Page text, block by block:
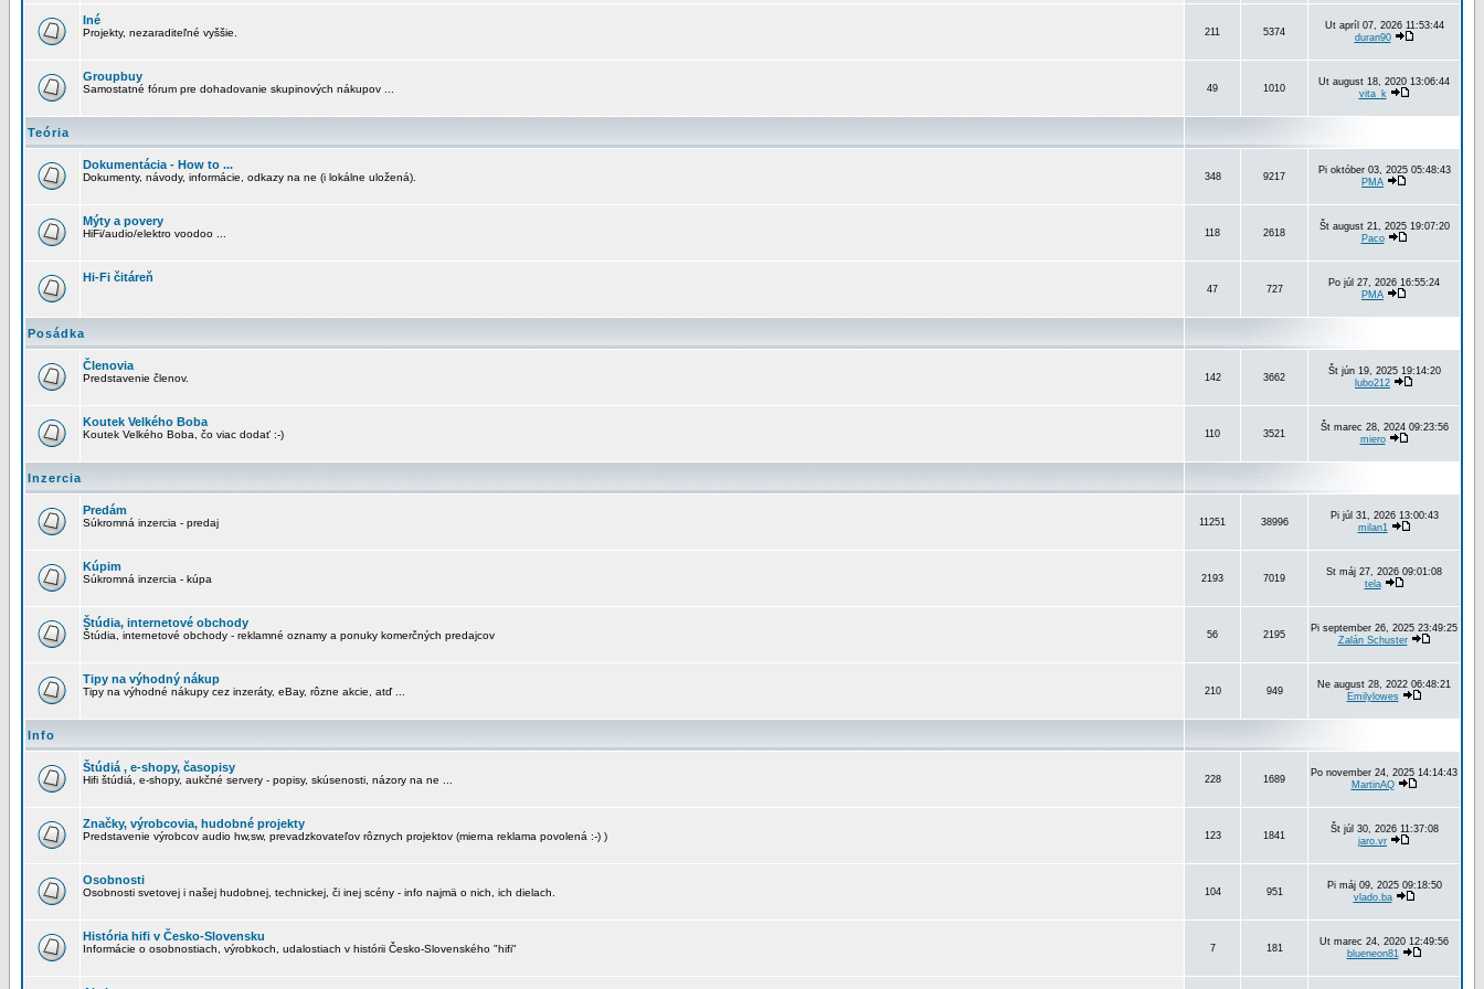
Iné
Projekty, nezaraditeľné vyššie. 211 5374
Ut apríl 07, 2026 11:53:44
duran90
Groupbuy
Samostatné fórum pre dohadovanie skupinových nákupov ... 49 1010
Ut august 18, 2020 13:06:44
vita_k
Teória
Dokumentácia - How to ...
Dokumenty, návody, informácie, odkazy na ne (i lokálne uložená). 348 9217
Pi október 03, 2025 05:48:43
PMA
Mýty a povery
HiFi/audio/elektro voodoo ... 118 2618
Št august 21, 2025 19:07:20
Paco
Hi-Fi čitáreň
47 727
Po júl 27, 2026 16:55:24
PMA
Posádka
Členovia
Predstavenie členov. 142 3662
Št jún 19, 2025 19:14:20
lubo212
Koutek Velkého Boba
Koutek Velkého Boba, čo viac dodať :-) 110 3521
Št marec 28, 2024 09:23:56
miero
Inzercia
Predám
Súkromná inzercia - predaj 11251 38996
Pi júl 31, 2026 13:00:43
milan1
Kúpim
Súkromná inzercia - kúpa 2193 7019
St máj 27, 2026 09:01:08
tela
Štúdia, internetové obchody
Štúdia, internetové obchody - reklamné oznamy a ponuky komerčných predajcov 56 2195
Pi september 26, 2025 23:49:25
Zalán Schuster
Tipy na výhodný nákup
Tipy na výhodné nákupy cez inzeráty, eBay, rôzne akcie, atď ... 210 949
Ne august 28, 2022 06:48:21
Emilylowes
Info
Štúdiá , e-shopy, časopisy
Hifi štúdiá, e-shopy, aukčné servery - popisy, skúsenosti, názory na ne ... 228 1689
Po november 24, 2025 14:14:43
MartinAQ
Značky, výrobcovia, hudobné projekty
Predstavenie výrobcov audio hw,sw, prevadzkovateľov rôznych projektov (mierna reklama povolená :-) ) 123 1841
Št júl 30, 2026 11:37:08
jaro.vr
Osobnosti
Osobnosti svetovej i našej hudobnej, technickej, či inej scény - info najmä o nich, ich dielach. 104 951
Pi máj 09, 2025 09:18:50
vlado.ba
História hifi v Česko-Slovensku
Informácie o osobnostiach, výrobkoch, udalostiach v histórii Česko-Slovenského "hifi" 7 181
Ut marec 24, 2020 12:49:56
blueneon81